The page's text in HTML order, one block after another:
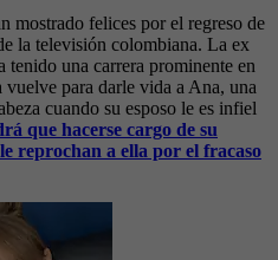
mostrado felices por el regreso de
la televisión colombiana. La ex
una carrera prominente en
para darle vida a Ana, una
cuando su esposo le es infiel
que hacerse cargo de su
reprochan a ella por el fracaso